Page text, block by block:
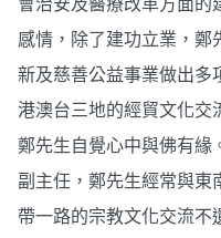
感情，除了建功立業，鄭
新及慈善公益事業做出多
港澳台三地的經貿文化交
鄭先生自覺心中與佛有緣
副主任，鄭先生經常與
帶一路的宗教文化交流不